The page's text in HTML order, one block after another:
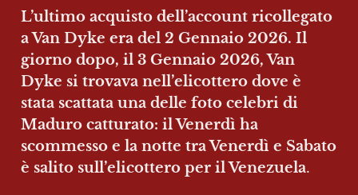
L’ultimo acquisto dell’account ricollegato
a Van Dyke era del 2 Gennaio 2026. Il
giorno dopo, il 3 Gennaio 2026, Van
Dyke si trovava nell’elicottero dove è
stata scattata una delle foto celebri di
Maduro catturato: il Venerdì ha
scommesso e la notte tra Venerdì e Sabato
è salito sull’elicottero per il Venezuela.